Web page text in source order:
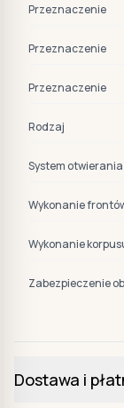
Przeznaczenie
Przeznaczenie
Przeznaczenie
Rodzaj
System otwierania
Wykonanie
Wykonanie
Zabezpieczenie
Dostawa i